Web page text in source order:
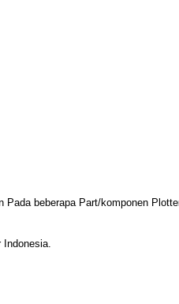
Pada beberapa Part/komponen
Indonesia.